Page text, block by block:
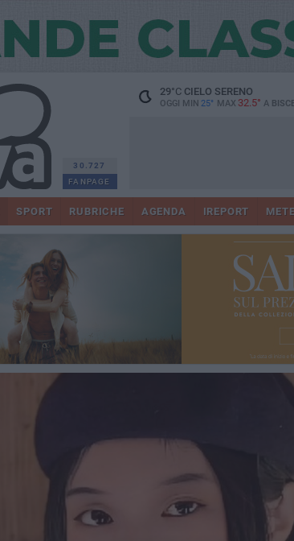
30.727
FANPAGE
29°CCIELO SERENO
OGGI MIN 25° MAX 32.5° A
SPORT RUBRICHE AGENDA IREPORT